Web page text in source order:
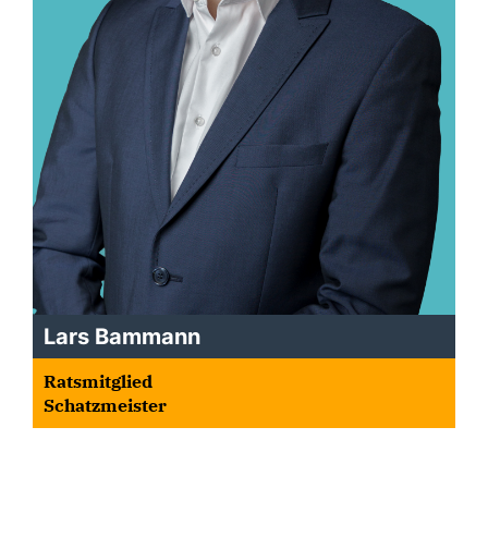
Lars Bammann
Ratsmitglied
Schatzmeister